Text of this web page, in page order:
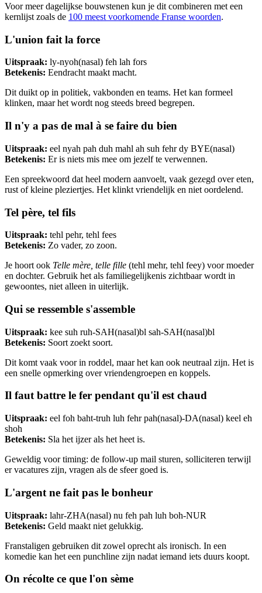
Voor meer dagelijkse bouwstenen kun je dit combineren met een
kernlijst zoals de 100 meest voorkomende Franse woorden.
L'union fait la force
Uitspraak: ly-nyoh(nasal) feh lah fors
Betekenis: Eendracht maakt macht.
Dit duikt op in politiek, vakbonden en teams. Het kan formeel
klinken, maar het wordt nog steeds breed begrepen.
Il n'y a pas de mal à se faire du bien
Uitspraak: eel nyah pah duh mahl ah suh fehr dy BYE(nasal)
Betekenis: Er is niets mis mee om jezelf te verwennen.
Een spreekwoord dat heel modern aanvoelt, vaak gezegd over eten,
rust of kleine pleziertjes. Het klinkt vriendelijk en niet oordelend.
Tel père, tel fils
Uitspraak: tehl pehr, tehl fees
Betekenis: Zo vader, zo zoon.
Je hoort ook Telle mère, telle fille (tehl mehr, tehl feey) voor moeder
en dochter. Gebruik het als familiegelijkenis zichtbaar wordt in
gewoontes, niet alleen in uiterlijk.
Qui se ressemble s'assemble
Uitspraak: kee suh ruh-SAH(nasal)bl sah-SAH(nasal)bl
Betekenis: Soort zoekt soort.
Dit komt vaak voor in roddel, maar het kan ook neutraal zijn. Het is
een snelle opmerking over vriendengroepen en koppels.
Il faut battre le fer pendant qu'il est chaud
Uitspraak: eel foh baht-truh luh fehr pah(nasal)-DA(nasal) keel eh
shoh
Betekenis: Sla het ijzer als het heet is.
Geweldig voor timing: de follow-up mail sturen, solliciteren terwijl
er vacatures zijn, vragen als de sfeer goed is.
L'argent ne fait pas le bonheur
Uitspraak: lahr-ZHA(nasal) nu feh pah luh boh-NUR
Betekenis: Geld maakt niet gelukkig.
Franstaligen gebruiken dit zowel oprecht als ironisch. In een
komedie kan het een punchline zijn nadat iemand iets duurs koopt.
On récolte ce que l'on sème